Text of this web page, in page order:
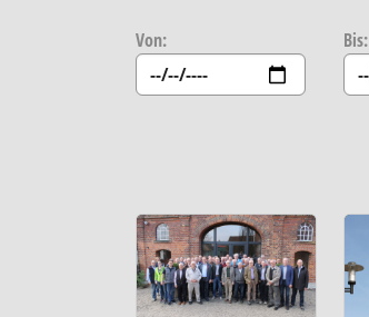
Von: Bis: